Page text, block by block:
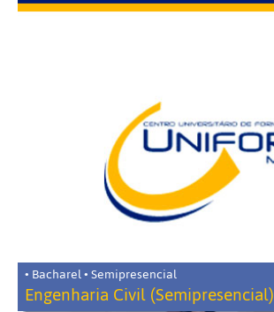
• Bacharel • Semipresencial
Engenharia Civil (Semipresencial)